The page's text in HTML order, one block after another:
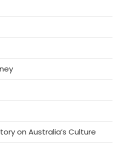
on Australia’s Culture